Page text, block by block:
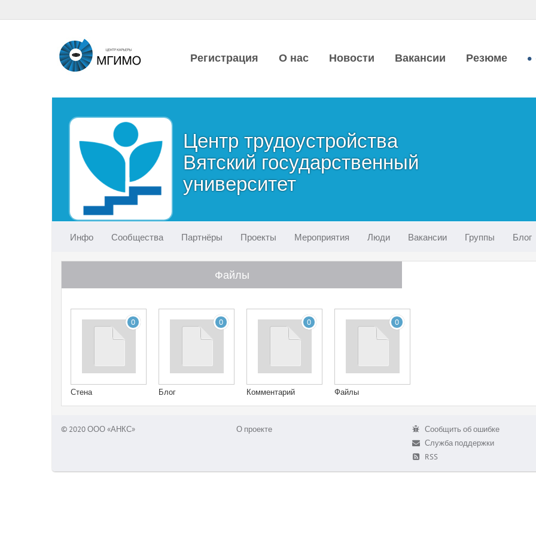
Регистрация О нас Новости Вакансии Резюме
Центр трудоустройства
Вятский государственный
университет
Инфо Сообщества Партнёры Проекты Мероприятия Люди Вакансии Группы Блог
Файлы
0
Стена
0
Блог
0
Комментарий
0
Файлы
© 2020 ООО «АНКС» О проекте
Сообщить об ошибке
Служба поддержки
RSS